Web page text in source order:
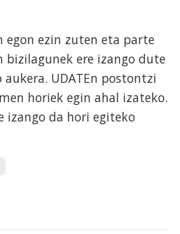
egon ezin zuten eta parte
ere izango dute
UDATEn postontzi
horiek egin ahal izateko.
izango da hori egiteko